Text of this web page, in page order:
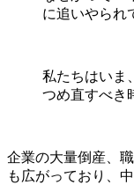
に追いやられ
私たちはいま
つめ直すべき
企業の大量倒産、
も広がっており、